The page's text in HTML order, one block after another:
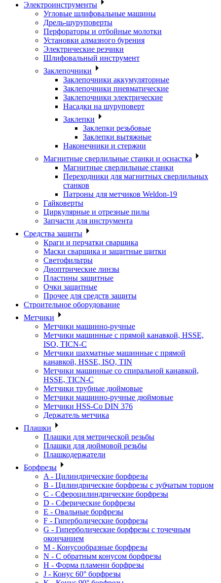
Электроинструменты
Угловые шлифовальные машины
Дрель-шуруповерты
Перфораторы и отбойные молотки
Установки алмазного бурения
Электрические резчики
Шлифовальный инструмент
Заклепочники
Заклепочники аккумуляторные
Заклепочники пневматические
Заклепочники электрические
Насадки на шуруповерт
Заклепки
Заклепки резьбовые
Заклепки вытяжные
Наконечники и стержни
Магнитные сверлильные станки и оснастка
Магнитные сверлильные станки
Переходники для магнитных сверлильных
станков
Патроны для метчиков Weldon-19
Гайковерты
Циркулярные и отрезные пилы
Запчасти для инструмента
Средства защиты
Краги и перчатки сварщика
Маски сварщика и защитные щитки
Светофильтры
Диоптрические линзы
Пластины защитные
Очки защитные
Прочее для средств защиты
Строительное оборудование
Метчики
Метчики машинно-ручные
Метчики машинные с прямой канавкой, HSSE,
ISO, TICN-C
Метчики шахматные машинные с прямой
канавкой, HSSE, ISO, TIN
Метчики машинные со спиральной канавкой,
HSSE, TICN-C
Метчики трубные дюймовые
Метчики машинно-ручные дюймовые
Метчики HSS-Co DIN 376
Держатель метчика
Плашки
Плашки для метрической резьбы
Плашки для дюймовой резьбы
Плашкодержатели
Борфрезы
A - Цилиндрические борфрезы
B - Цилиндрические борфрезы с зубчатым торцом
C - Сфероцилиндрические борфрезы
D - Сферические борфрезы
E - Овальные борфрезы
F - Гиперболические борфрезы
G - Гиперболические борфрезы с точечным
окончанием
M - Конусообразные борфрезы
N - С обратным конусом борфрезы
H - Форма пламени борфрезы
J - Конус 60° борфрезы